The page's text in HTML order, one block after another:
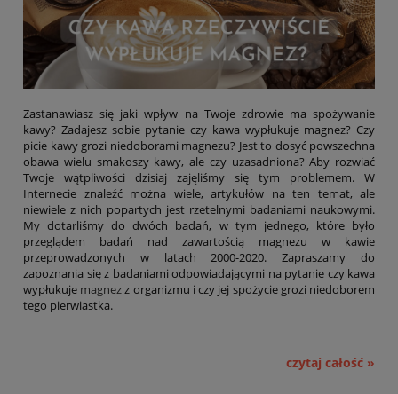
Zastanawiasz się jaki wpływ na Twoje zdrowie ma spożywanie
kawy? Zadajesz sobie pytanie czy kawa wypłukuje magnez? Czy
picie kawy grozi niedoborami magnezu? Jest to dosyć powszechna
obawa wielu smakoszy kawy, ale czy uzasadniona? Aby rozwiać
Twoje wątpliwości dzisiaj zajęliśmy się tym problemem. W
Internecie znaleźć można wiele, artykułów na ten temat, ale
niewiele z nich popartych jest rzetelnymi badaniami naukowymi.
My dotarliśmy do dwóch badań, w tym jednego, które było
przeglądem badań nad zawartością magnezu w kawie
przeprowadzonych w latach 2000-2020. Zapraszamy do
zapoznania się z badaniami odpowiadającymi na pytanie czy kawa
wypłukuje magnezz organizmu i czy jej spożycie grozi niedoborem
tego pierwiastka.
czytaj całość »